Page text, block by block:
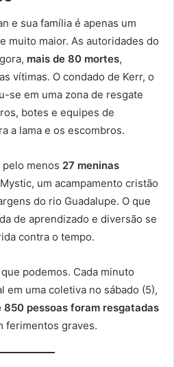
e sua família é apenas um
muito maior. As autoridades do
mais de 80 mortes,
vítimas. O condado de Kerr, o
se em uma zona de resgate
botes e equipes de
a lama e os escombros.
menos 27 meninas
um acampamento cristão
do rio Guadalupe. O que
de aprendizado e diversão se
contra o tempo.
podemos. Cada minuto
em uma coletiva no sábado (5),
850 pessoas foram resgatadas
ferimentos graves.